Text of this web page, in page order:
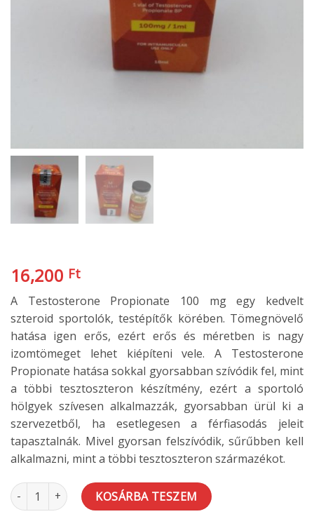
16,200 Ft
A Testosterone Propionate 100 mg egy kedvelt
szteroid sportolók, testépítők körében. Tömegnövelő
hatása igen erős, ezért erős és méretben is nagy
izomtömeget lehet kiépíteni vele. A Testosterone
Propionate hatása sokkal gyorsabban szívódik fel, mint
a többi tesztoszteron készítmény, ezért a sportoló
hölgyek szívesen alkalmazzák, gyorsabban ürül ki a
szervezetből, ha esetlegesen a férfiasodás jeleit
tapasztalnák. Mivel gyorsan felszívódik, sűrűbben kell
alkalmazni, mint a többi tesztoszteron származékot.
Matrix – Testosterone Propionate mennyiség
KOSÁRBA TESZEM